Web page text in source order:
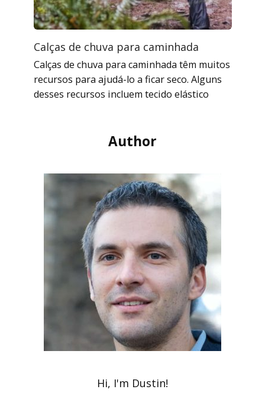
Calças de chuva para caminhada
Calças de chuva para caminhada têm muitos
recursos para ajudá-lo a ficar seco. Alguns
desses recursos incluem tecido elástico
Author
Hi, I'm Dustin!